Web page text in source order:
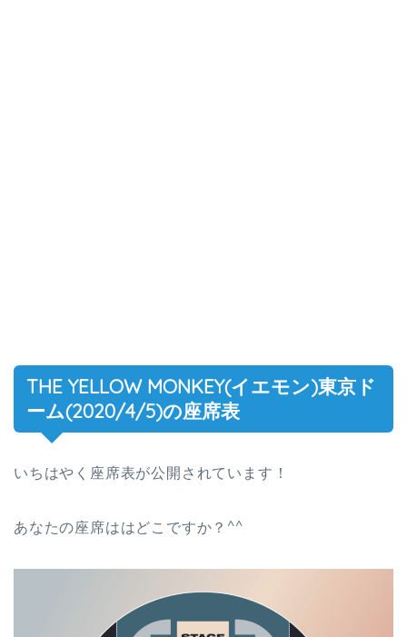
THE YELLOW MONKEY(イエモン)東京ド
ーム(2020/4/5)の座席表
いちはやく座席表が公開されています！
あなたの座席ははどこですか？^^